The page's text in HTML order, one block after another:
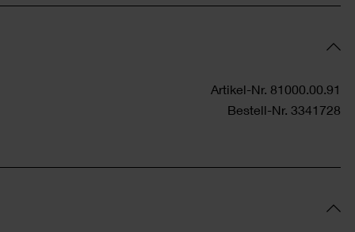
Artikel-Nr. 81000.00.91
Bestell-Nr. 3341728